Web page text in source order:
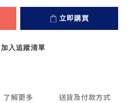
立即購買
加入追蹤清單
了解更多 送貨及付款方式